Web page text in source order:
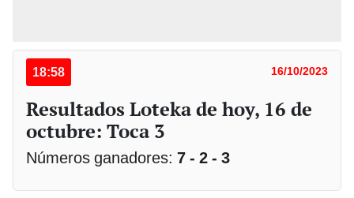
18:58 16/10/2023
Resultados Loteka de hoy, 16 de
octubre: Toca 3
Números ganadores: 7 - 2 - 3